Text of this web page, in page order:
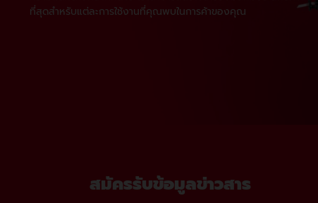
ที่สุดสำหรับแต่ละการใช้งานที่คุณพบในการค้าของคุณ
สมัครรับข้อมูลข่าวสาร